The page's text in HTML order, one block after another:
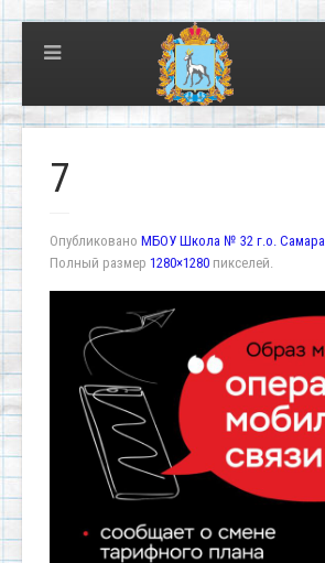
7
Опубликовано МБОУ Школа № 32 г.о. Самара
Полный размер 1280×1280 пикселей.